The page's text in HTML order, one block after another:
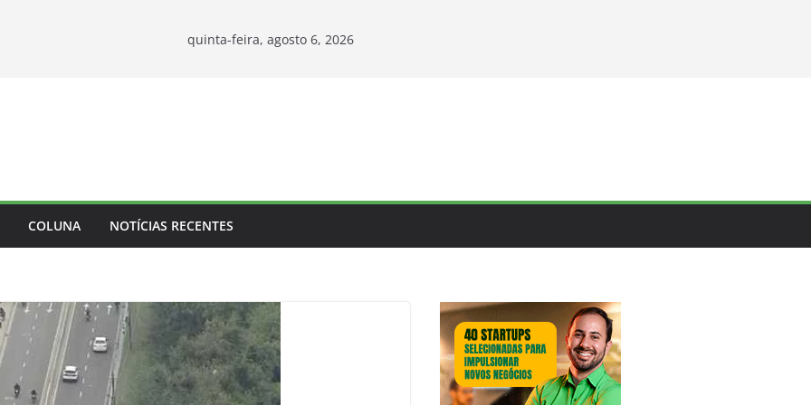
quinta-feira, agosto 6, 2026
COLUNA NOTÍCIAS RECENTES